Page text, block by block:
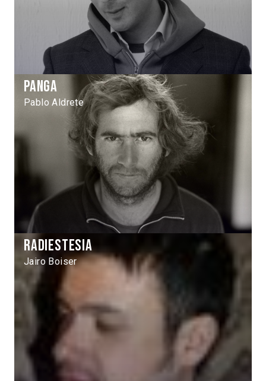
Panga
Pablo Aldrete
Radiestesia
Jairo Boiser